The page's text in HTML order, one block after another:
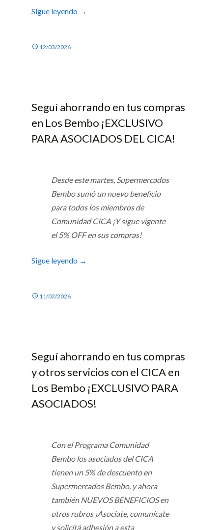
Sigue leyendo →
12/03/2026
Seguí ahorrando en tus compras
en Los Bembo ¡EXCLUSIVO
PARA ASOCIADOS DEL CICA!
Desde este martes, Supermercados
Bembo sumó un nuevo beneficio
para todos los miembros de
Comunidad CICA ¡Y sigue vigente
el 5% OFF en sus compras!
Sigue leyendo →
11/02/2026
Seguí ahorrando en tus compras
y otros servicios con el CICA en
Los Bembo ¡EXCLUSIVO PARA
ASOCIADOS!
Con el Programa Comunidad
Bembo los asociados del CICA
tienen un 5% de descuento en
Supermercados Bembo, y ahora
también NUEVOS BENEFICIOS en
otros rubros ¡Asociate, comunícate
y solicitá adhesión a esta